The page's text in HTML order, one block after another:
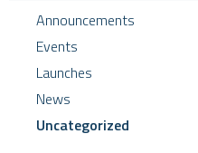
Announcements
Events
Launches
News
Uncategorized